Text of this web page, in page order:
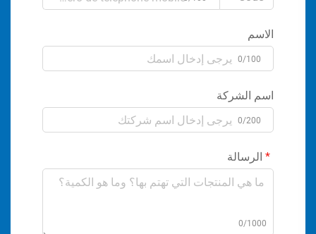
الاسم
0/100
اسم الشركة
0/200
الرسالة
0/1000